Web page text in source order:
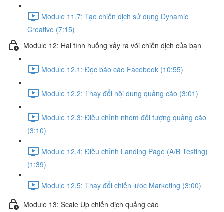
Module 11.7: Tạo chiến dịch sử dụng Dynamic
Creative (7:15)
Module 12: Hai tình huống xảy ra với chiến dịch của bạn
Module 12.1: Đọc báo cáo Facebook (10:55)
Module 12.2: Thay đổi nội dung quảng cáo (3:01)
Module 12.3: Điều chỉnh nhóm đối tượng quảng cáo
(3:10)
Module 12.4: Điều chỉnh Landing Page (A/B Testing)
(1:39)
Module 12.5: Thay đổi chiến lược Marketing (3:00)
Module 13: Scale Up chiến dịch quảng cáo